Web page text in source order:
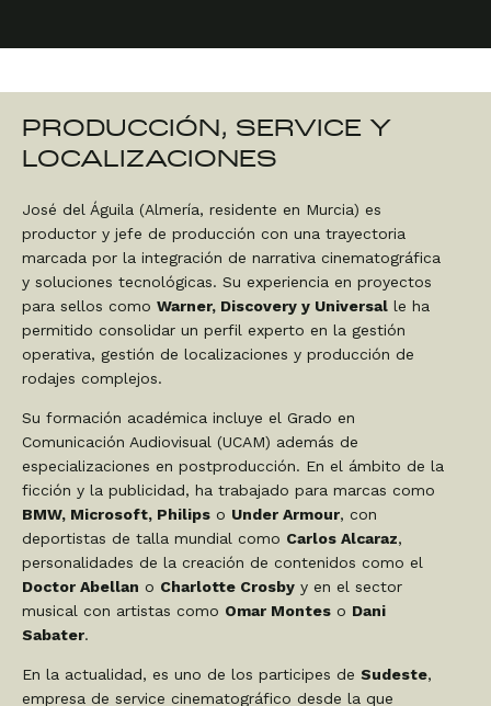
PRODUCCIÓN, SERVICE Y
LOCALIZACIONES
José del Águila (Almería, residente en Murcia) es
productor y jefe de producción con una trayectoria
marcada por la integración de narrativa cinematográfica
y soluciones tecnológicas. Su experiencia en proyectos
para sellos como Warner, Discovery y Universal le ha
permitido consolidar un perfil experto en la gestión
operativa, gestión de localizaciones y producción de
rodajes complejos.
Su formación académica incluye el Grado en
Comunicación Audiovisual (UCAM) además de
especializaciones en postproducción. En el ámbito de la
ficción y la publicidad, ha trabajado para marcas como
BMW, Microsoft, Philips o Under Armour, con
deportistas de talla mundial como Carlos Alcaraz,
personalidades de la creación de contenidos como el
Doctor Abellan o Charlotte Crosby y en el sector
musical con artistas como Omar Montes o Dani
Sabater.
En la actualidad, es uno de los participes de Sudeste,
empresa de service cinematográfico desde la que